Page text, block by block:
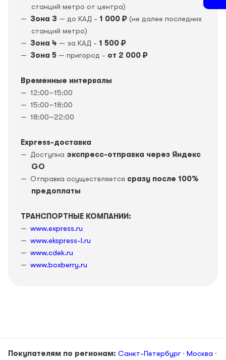
станций метро от центра)
Зона 3 — до КАД - 1 000 ₽ (не далее последних
станций метро)
Зона 4 — за КАД - 1 500 ₽
Зона 5 — пригород - от 2 000 ₽
Временные интервалы
12:00–15:00
15:00–18:00
18:00–22:00
Express-доставка
Доступна экспресс-отправка через Яндекс
GO
Отправка осуществляется сразу после 100%
предоплаты
ТРАНСПОРТНЫЕ КОМПАНИИ:
www.express.ru
www.ekspress-l.ru
www.cdek.ru
www.boxberry.ru
Покупателям по регионам: Санкт-Петербург · Москва ·